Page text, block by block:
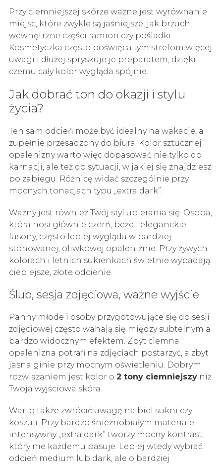
Przy ciemniejszej skórze ważne jest wyrównanie
miejsc, które zwykle są jaśniejsze, jak brzuch,
wewnętrzne części ramion czy pośladki.
Kosmetyczka często poświęca tym strefom więcej
uwagi i dłużej spryskuje je preparatem, dzięki
czemu cały kolor wygląda spójnie.
Jak dobrać ton do okazji i stylu
życia?
Ten sam odcień może być idealny na wakacje, a
zupełnie przesadzony do biura. Kolor sztucznej
opalenizny warto więc dopasować nie tylko do
karnacji, ale też do sytuacji, w jakiej się znajdziesz
po zabiegu. Różnicę widać szczególnie przy
mocnych tonacjach typu „extra dark”.
Ważny jest również Twój styl ubierania się. Osoba,
która nosi głównie czerń, beże i eleganckie
fasony, często lepiej wygląda w bardziej
stonowanej, oliwkowej opaleniźnie. Przy żywych
kolorach i letnich sukienkach świetnie wypadają
cieplejsze, złote odcienie.
Ślub, sesja zdjęciowa, ważne wyjście
Panny młode i osoby przygotowujące się do sesji
zdjęciowej często wahają się między subtelnym a
bardzo widocznym efektem. Zbyt ciemna
opalenizna potrafi na zdjęciach postarzyć, a zbyt
jasna ginie przy mocnym oświetleniu. Dobrym
rozwiązaniem jest kolor o 2 tony ciemniejszyniż
Twoja wyjściowa skóra.
Warto także zwrócić uwagę na biel sukni czy
koszuli. Przy bardzo śnieżnobiałym materiale
intensywny „extra dark” tworzy mocny kontrast,
który nie każdemu pasuje. Lepiej wtedy wybrać
odcień medium lub dark, ale o bardziej